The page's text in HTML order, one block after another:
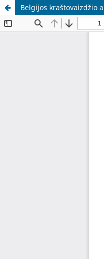
Belgijos kraštovaizdžio